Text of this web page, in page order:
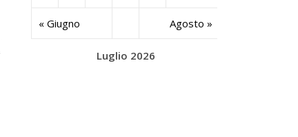
Luglio 2026
« Giugno Agosto »